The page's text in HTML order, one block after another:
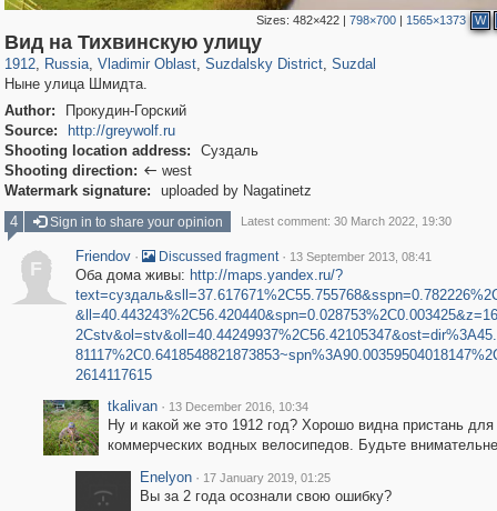
Sizes:482×422 |798×700 | 1565×1373 W
Вид на Тихвинскую улицу
1912, Russia
1,405,783 29,243
, Vladimir Oblast
14,632 378
, Suzdalsky District
4,278 167
, Suzdal
Ныне улица Шмидта.
Author:
Прокудин-Горский
Source:
http://greywolf.ru
Shooting location address:
Суздаль
Shooting direction:  west
Watermark signature:
uploaded by Nagatinetz
4
Sign in to share your opinion Latest comment: 30 March 2022, 19:30
F
Friendov · Discussed fragment · 13 September 2013, 08:41
Оба дома живы: http://maps.yandex.ru/?
2614117615
tkalivan · 13 December 2016, 10:34
Ну и какой же это 1912 год? Хорошо видна пристань для
коммерческих водных велосипедов. Будьте
Enelyon · 17 January 2019, 01:25
Вы за 2 года осознали свою ошибку?